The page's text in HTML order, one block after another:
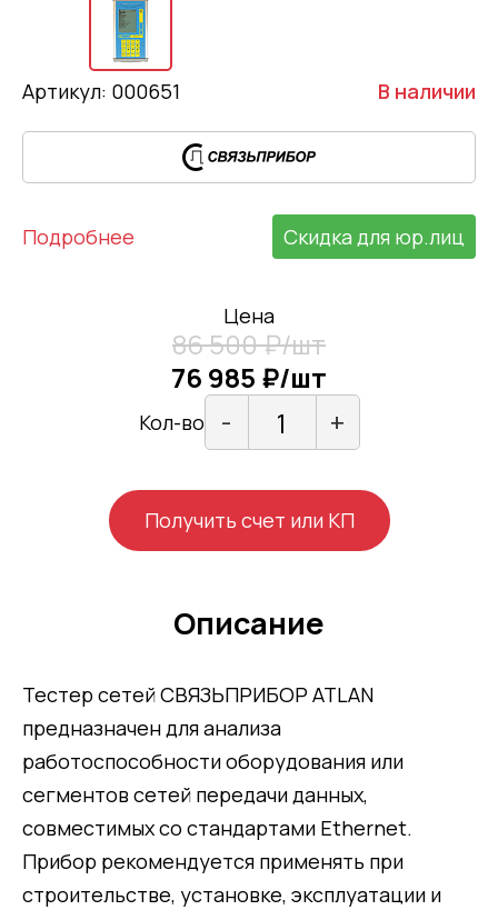
Артикул: 000651 В наличии
Подробнее Скидка для юр.лиц
Цена
86 500 ₽/шт
76 985 ₽/шт
Кол-во - +
Получить счет или КП
Описание
Тестер сетей СВЯЗЬПРИБОР ATLAN
предназначен для анализа
работоспособности оборудования или
сегментов сетей передачи данных,
совместимых со стандартами Ethernet.
Прибор рекомендуется применять при
строительстве, установке, эксплуатации и